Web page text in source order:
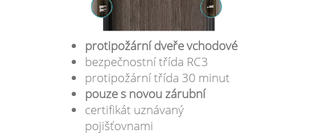
protipožární dveře vchodové
bezpečnostní třída RC3
protipožární třída 30 minut
pouze s novou zárubní
certifikát uznávaný
pojišťovnami